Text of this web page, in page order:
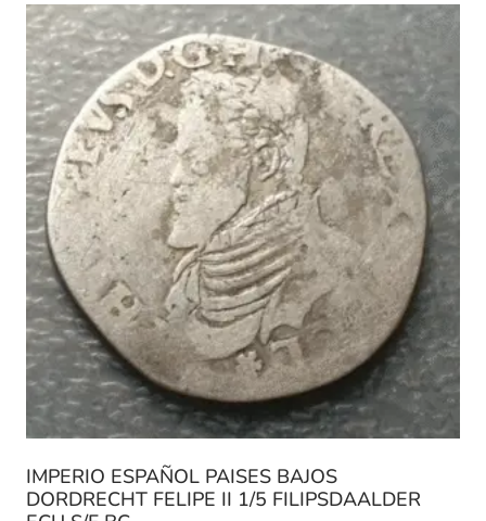
IMPERIO ESPAÑOL PAISES BAJOS
DORDRECHT FELIPE II 1/5 FILIPSDAALDER